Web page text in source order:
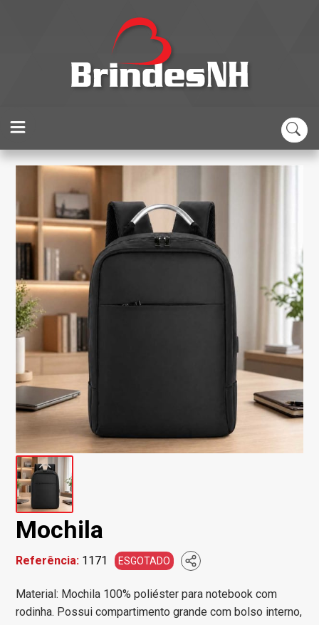
Mochila
Referência: 1171 ESGOTADO
Material: Mochila 100% poliéster para notebook com
rodinha. Possui compartimento grande com bolso interno,